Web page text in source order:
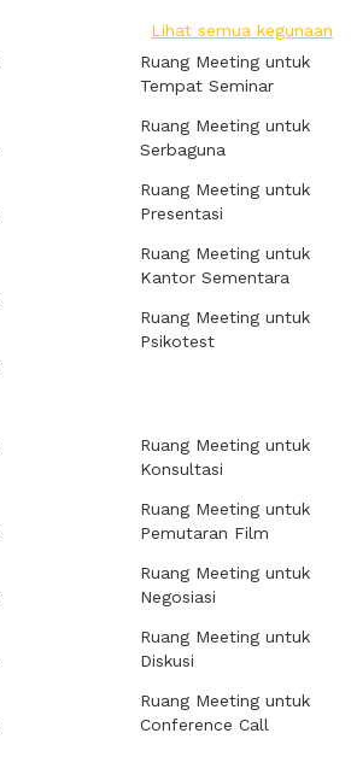
Lihat semua kegunaan
Ruang Meeting untuk
Tempat Seminar
Ruang Meeting untuk
Serbaguna
Ruang Meeting untuk
Presentasi
Ruang Meeting untuk
Kantor Sementara
Ruang Meeting untuk
Psikotest
Ruang Meeting untuk
Konsultasi
Ruang Meeting untuk
Pemutaran Film
Ruang Meeting untuk
Negosiasi
Ruang Meeting untuk
Diskusi
Ruang Meeting untuk
Conference Call